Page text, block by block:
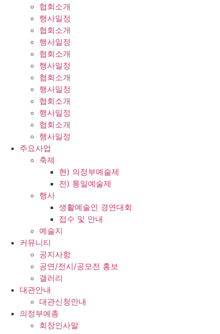
협회소개
행사일정
협회소개
행사일정
협회소개
행사일정
협회소개
행사일정
협회소개
행사일정
협회소개
행사일정
주요사업
축제
현) 의정부예술제
전) 통일예술제
행사
생활예술인 경연대회
접수 및 안내
예술지
커뮤니티
공지사항
공연/전시/공모전 홍보
갤러리
대관안내
대관신청안내
의정부예총
회장인사말